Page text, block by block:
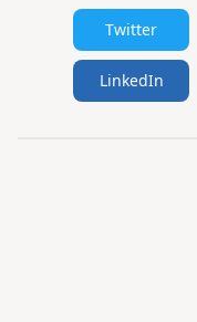
Twitter
LinkedIn